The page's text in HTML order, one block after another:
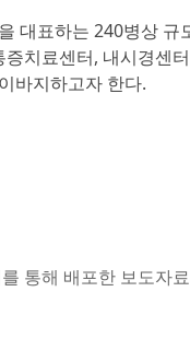
대표하는 240병상
치료센터, 내시경센
바지하고자 한다.
통해 배포한 보도자